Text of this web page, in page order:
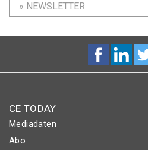
» NEWSLETTER
CE TODAY
Mediadaten
Abo